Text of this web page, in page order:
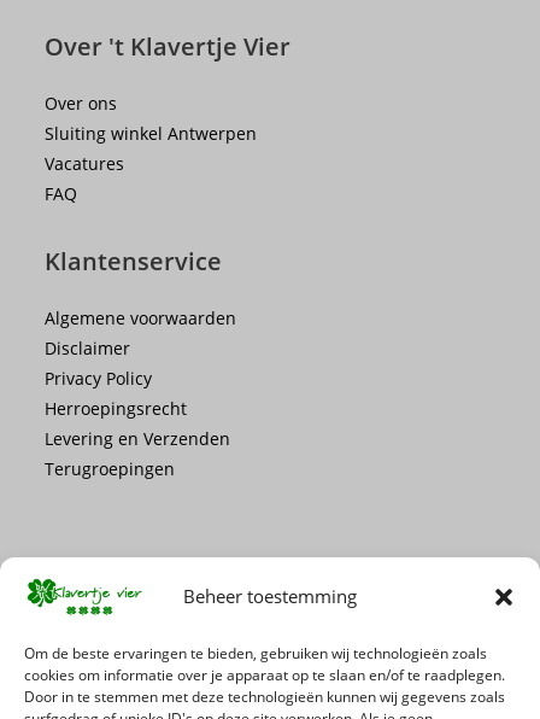
Beheer toestemming
Om de beste ervaringen te bieden, gebruiken wij technologieën zoals
cookies om informatie over je apparaat op te slaan en/of te raadplegen.
Door in te stemmen met deze technologieën kunnen wij gegevens zoals
Over 't Klavertje Vier
Over ons
Sluiting winkel Antwerpen
Vacatures
FAQ
Klantenservice
Algemene voorwaarden
Disclaimer
Privacy Policy
Herroepingsrecht
Levering en Verzenden
Terugroepingen
Mis geen enkele actie of promotie!
Schrijf je in voor onze nieuwsbrief